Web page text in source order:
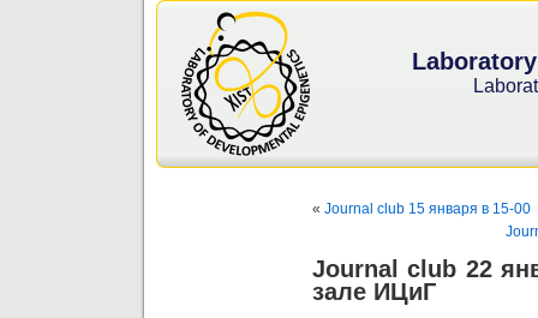
« Journal club 15 января в 15-00
Journal club 22
зале ИЦиГ